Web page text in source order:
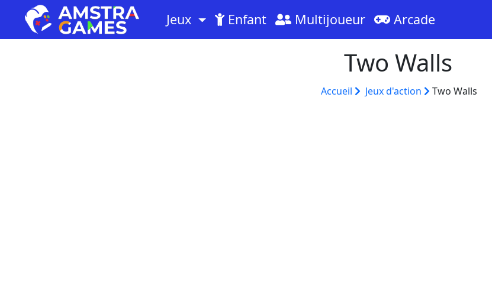
Jeux Enfant Multijoueur Arcade
Two Walls
Accueil Jeux d'action Two Walls